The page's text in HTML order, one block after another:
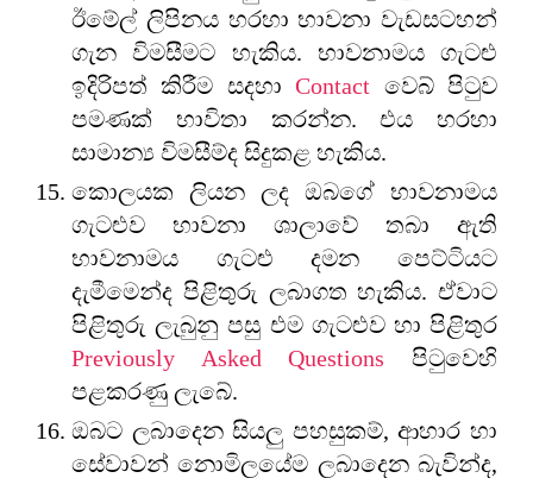
ඊමේල් ලිපිනය හරහා භාවනා වැඩසටහන්
ගැන විමසීමට හැකිය. භාවනාමය ගැටළු
ඉදිරිපත් කිරීම සදහාContact වෙබ් පිටුව
පමණක් භාවිතා කරන්න. එය හරහා
සාමාන්‍ය විමසීම්ද සිදුකළ හැකිය.
කොලයක ලියන ලද ඔබගේ භාවනාමය
ගැටළුව භාවනා ශාලාවේ තබා ඇති
භාවනාමය ගැටළු දමන පෙට්ටියට
දැමීමෙන්ද පිළිතුරු ලබාගත හැකිය. ඒවාට
පිළිතුරු ලැබුනු පසු එම ගැටළුව හා පිළිතුර
Previously Asked Questions පිටුවෙහි
පළකරණු ලැබේ.
ඔබට ලබාදෙන සියලු පහසුකම්, ආහාර හා
සේවාවන් නොමිලයේම ලබාදෙන බැවින්ද,